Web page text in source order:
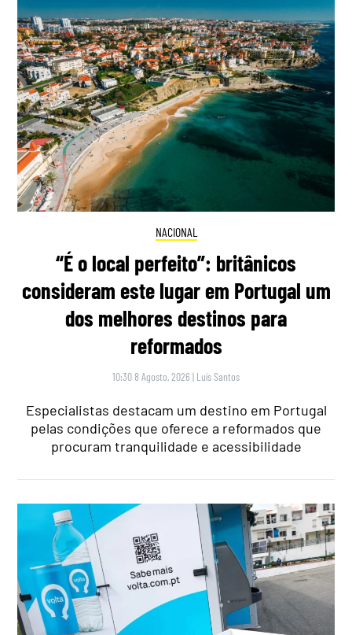
NACIONAL
“É o local perfeito”: britânicos
consideram este lugar em Portugal um
dos melhores destinos para
reformados
10:30 8 Agosto, 2026 | Luís Santos
Especialistas destacam um destino em Portugal
pelas condições que oferece a reformados que
procuram tranquilidade e acessibilidade